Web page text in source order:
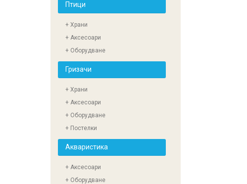
Птици
+ Храни
+ Аксесоари
+ Оборудване
Гризачи
+ Храни
+ Аксесоари
+ Оборудване
+ Постелки
Акваристика
+ Аксесоари
+ Оборудване